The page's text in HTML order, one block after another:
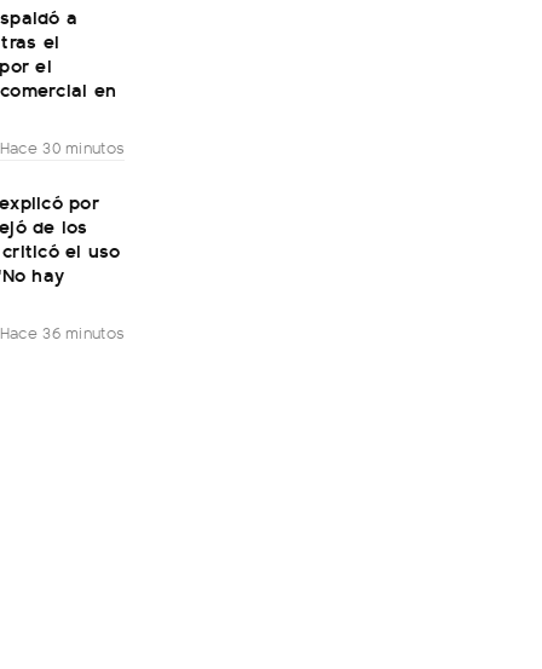
a
el
el
en
Hace 30 minutos
por
de los
el uso
hay
Hace 36 minutos